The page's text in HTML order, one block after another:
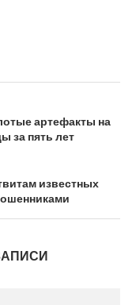
артефакты на
за пять лет
известных